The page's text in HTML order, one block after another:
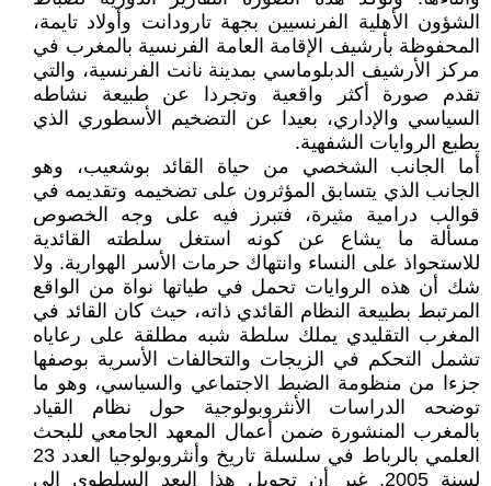
الشؤون الأهلية الفرنسيين بجهة تارودانت وأولاد تايمة،
المحفوظة بأرشيف الإقامة العامة الفرنسية بالمغرب في
مركز الأرشيف الدبلوماسي بمدينة نانت الفرنسية، والتي
تقدم صورة أكثر واقعية وتجردا عن طبيعة نشاطه
السياسي والإداري، بعيدا عن التضخيم الأسطوري الذي
يطبع الروايات الشفهية.
أما الجانب الشخصي من حياة القائد بوشعيب، وهو
الجانب الذي يتسابق المؤثرون على تضخيمه وتقديمه في
قوالب درامية مثيرة، فتبرز فيه على وجه الخصوص
مسألة ما يشاع عن كونه استغل سلطته القائدية
للاستحواذ على النساء وانتهاك حرمات الأسر الهوارية. ولا
شك أن هذه الروايات تحمل في طياتها نواة من الواقع
المرتبط بطبيعة النظام القائدي ذاته، حيث كان القائد في
المغرب التقليدي يملك سلطة شبه مطلقة على رعاياه
تشمل التحكم في الزيجات والتحالفات الأسرية بوصفها
جزءا من منظومة الضبط الاجتماعي والسياسي، وهو ما
توضحه الدراسات الأنثروبولوجية حول نظام القياد
بالمغرب المنشورة ضمن أعمال المعهد الجامعي للبحث
العلمي بالرباط في سلسلة تاريخ وأنثروبولوجيا العدد 23
لسنة 2005. غير أن تحويل هذا البعد السلطوي إلى